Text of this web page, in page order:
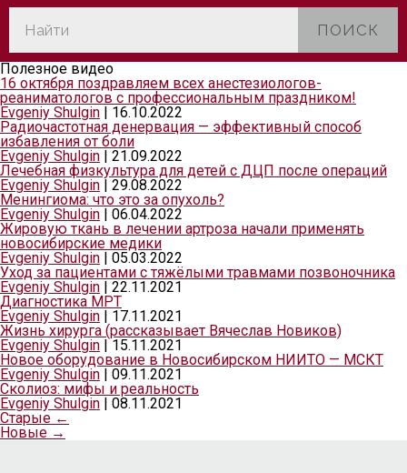
ПОИСК
Полезное видео
16 октября поздравляем всех анестезиологов-
реаниматологов с профессиональным праздником!
Evgeniy Shulgin
16.10.2022
Радиочастотная денервация — эффективный способ
избавления от боли
Evgeniy Shulgin
21.09.2022
Лечебная физкультура для детей с ДЦП после операций
Evgeniy Shulgin
29.08.2022
Менингиома: что это за опухоль?
Evgeniy Shulgin
06.04.2022
Жировую ткань в лечении артроза начали применять
новосибирские медики
Evgeniy Shulgin
05.03.2022
Уход за пациентами с тяжёлыми травмами позвоночника
Evgeniy Shulgin
22.11.2021
Диагностика МРТ
Evgeniy Shulgin
17.11.2021
Жизнь хирурга (рассказывает Вячеслав Новиков)
Evgeniy Shulgin
15.11.2021
Новое оборудование в Новосибирском НИИТО — МСКТ
Evgeniy Shulgin
09.11.2021
Сколиоз: мифы и реальность
Evgeniy Shulgin
08.11.2021
Старые ←
Новые →